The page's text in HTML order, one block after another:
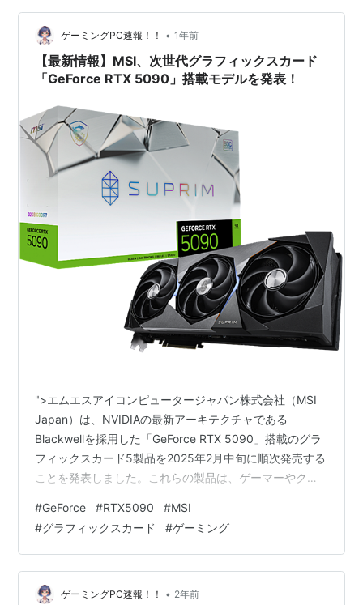
ゲーミングPC速報！！ • 1年前
【最新情報】MSI、次世代グラフィックスカード
「GeForce RTX 5090」搭載モデルを発表！
">エムエスアイコンピュータージャパン株式会社（MSI
Japan）は、NVIDIAの最新アーキテクチャである
Blackwellを採用した「GeForce RTX 5090」搭載のグラ
フィックスカード5製品を2025年2月中旬に順次発売する
ことを発表しました。これらの製品は、ゲーマーやクリ
と間違いなしです。 "> では、それぞれのモデルの特長や
性能を詳しく見ていきましょう。 1. GeForce RTX 5090
32G SUPRIM SOC 主な特徴 2. GeForce RTX 5090 32G
SUPRIM LIQUID SOC 主な…
#GeForce #RTX5090 #MSI
#グラフィックスカード #ゲーミング
ゲーミングPC速報！！ • 2年前